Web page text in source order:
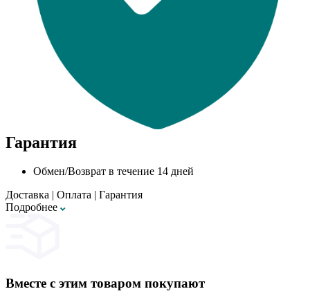
Гарантия
Обмен/Возврат в течение 14 дней
Доставка | Оплата | Гарантия
Подробнее
Вместе с этим товаром покупают